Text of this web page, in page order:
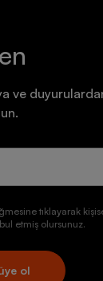
ve
tıklayarak
etmiş olursunuz.
ol